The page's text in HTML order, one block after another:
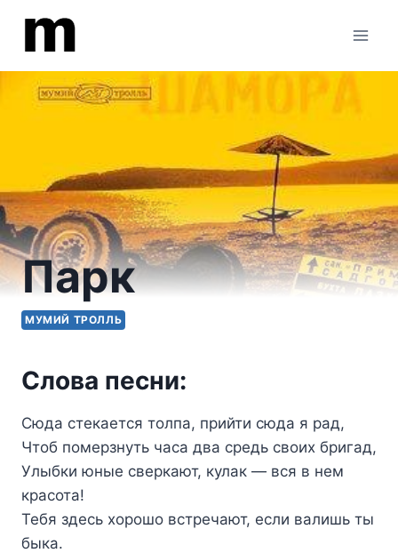
Парк
МУМИЙ ТРОЛЛЬ
Слова песни:
Сюда стекается толпа, прийти сюда я рад,
Чтоб померзнуть часа два средь своих бригад,
Улыбки юные сверкают, кулак — вся в нем
красота!
Тебя здесь хорошо встречают, если валишь ты
быка.